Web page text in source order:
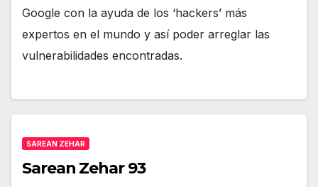
Google con la ayuda de los ‘hackers’ más
expertos en el mundo y así poder arreglar las
vulnerabilidades encontradas.
SAREAN ZEHAR
Sarean Zehar 93